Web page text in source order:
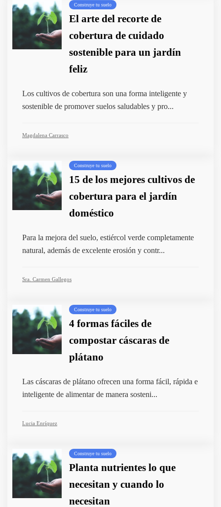
Construye tu suelo
El arte del recorte de
cobertura de cuidado
sostenible para un jardín
feliz
Los cultivos de cobertura son una forma inteligente y
sostenible de promover suelos saludables y pro...
Magdalena Carrasco
Construye tu suelo
15 de los mejores cultivos de
cobertura para el jardín
doméstico
Para la mejora del suelo, estiércol verde completamente
natural, además de excelente erosión y contr...
Sra. Carmen Gallegos
Construye tu suelo
4 formas fáciles de
compostar cáscaras de
plátano
Las cáscaras de plátano ofrecen una forma fácil, rápida e
inteligente de alimentar de manera sosteni...
Lucia Enríquez
Construye tu suelo
Planta nutrientes lo que
necesitan y cuando lo
necesitan